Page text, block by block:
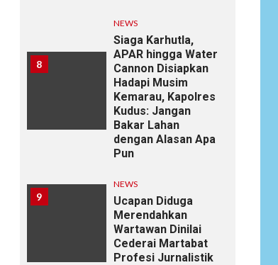
8
NEWS
Siaga Karhutla,
APAR hingga Water
Cannon Disiapkan
Hadapi Musim
Kemarau, Kapolres
Kudus: Jangan
Bakar Lahan
dengan Alasan Apa
Pun
9
NEWS
Ucapan Diduga
Merendahkan
Wartawan Dinilai
Cederai Martabat
Profesi Jurnalistik